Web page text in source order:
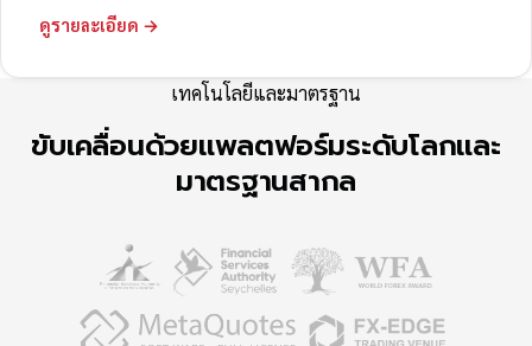
ดูรายละเอียด →
เทคโนโลยีและมาตรฐาน
ขับเคลื่อนด้วยแพลตฟอร์มระดับโลกและ
มาตรฐานสากล